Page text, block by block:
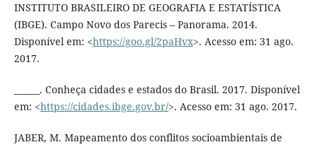
INSTITUTO BRASILEIRO DE GEOGRAFIA E ESTATÍSTICA
(IBGE). Campo Novo dos Parecis – Panorama. 2014.
Disponível em: <https://goo.gl/2paHvx>. Acesso em: 31 ago.
2017.
______. Conheça cidades e estados do Brasil. 2017. Disponível
em: <https://cidades.ibge.gov.br/>. Acesso em: 31 ago. 2017.
JABER, M. Mapeamento dos conflitos socioambientais de